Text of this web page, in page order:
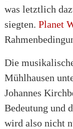
was letztlich
siegten. Planet
Die
Mühlhausen
Johannes
Bedeutung und
wird also nicht